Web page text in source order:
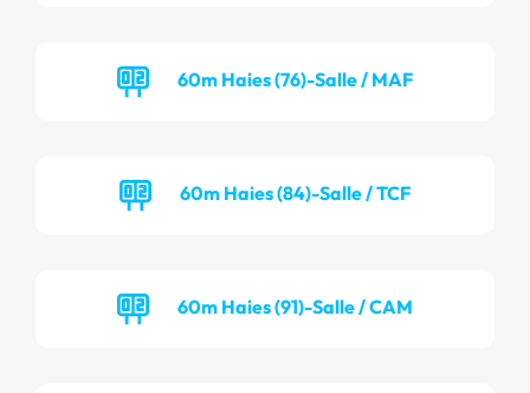
60m Haies (76)-Salle / MAF
60m Haies (84)-Salle / TCF
60m Haies (91)-Salle / CAM